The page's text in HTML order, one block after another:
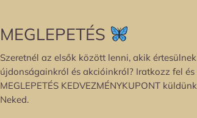
MEGLEPETÉS
Szeretnél az elsők között lenni, akik értesülnek
újdonságainkról és akcióinkról? Iratkozz fel és
MEGLEPETÉS KEDVEZMÉNYKUPONT küldünk
Neked.